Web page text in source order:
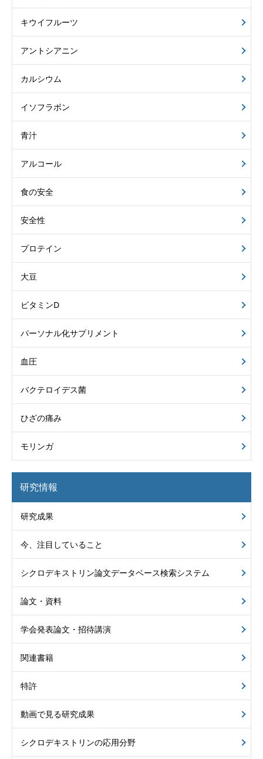
キウイフルーツ
アントシアニン
カルシウム
イソフラボン
青汁
アルコール
食の安全
安全性
プロテイン
大豆
ビタミンD
パーソナル化サプリメント
血圧
バクテロイデス菌
ひざの痛み
モリンガ
研究情報
研究成果
今、注目していること
シクロデキストリン論文データベース検索システム
論文・資料
学会発表論文・招待講演
関連書籍
特許
動画で見る研究成果
シクロデキストリンの応用分野